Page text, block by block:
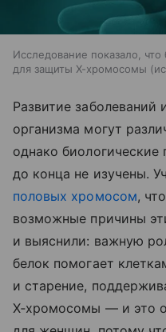
Исследование показало,
для защиты Х-хромосомы
Развитие заболеваний
организма могут
однако
до конца не изучены.
половых хромосом,
возможные причины
и выяснили: важную
белок помогает
и старение,
Х‑хромосомы — и это